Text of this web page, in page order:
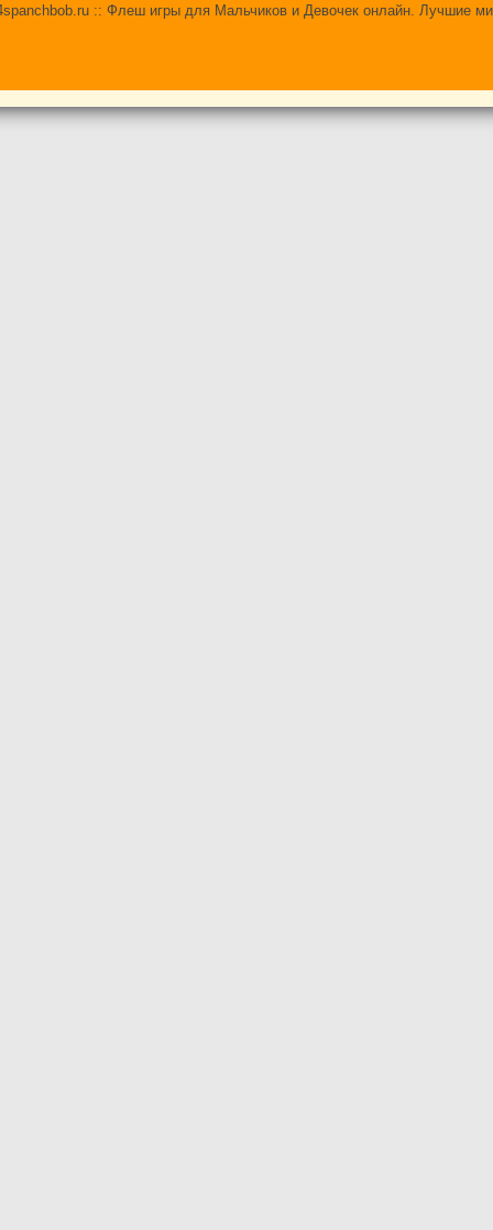
:: Флеш игры для Мальчиков и Девочек онлайн. Лучшие